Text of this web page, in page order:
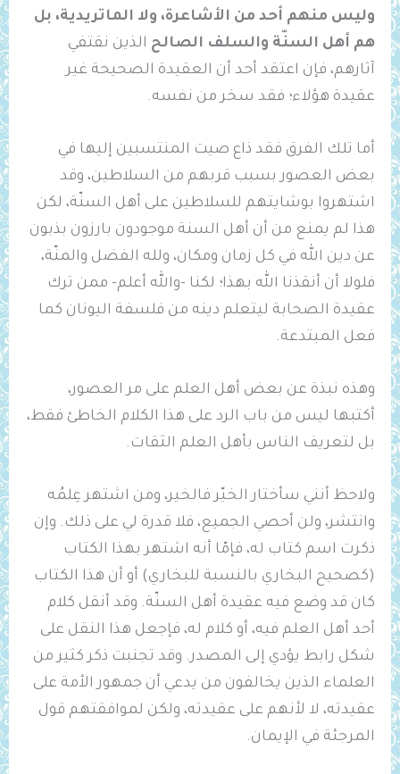
وليس منهم أحد من الأشاعرة، ولا الماتريدية، بل
هم أهل السنّة والسلف الصالح الذين نقتفي
آثارهم، فإن اعتقد أحد أن العقيدة الصحيحة غير
عقيدة هؤلاء؛ فقد سخر من نفسه.
أما تلك الفرق فقد ذاع صيت المنتسبين إليها في
بعض العصور بسبب قربهم من السلاطين، وقد
اشتهروا بوشايتهم للسلاطين على أهل السنّة، لكن
هذا لم يمنع من أن أهل السنة موجودون بارزون بذبون
عن دين الله في كل زمان ومكان، ولله الفضل والمنّة،
فلولا أن أنقذنا الله بهذا؛ لكنا -والله أعلم- ممن ترك
عقيدة الصحابة ليتعلم دينه من فلسفة اليونان كما
فعل المبتدعة.
وهذه نبذة عن بعض أهل العلم على مر العصور،
أكتبها ليس من باب الرد على هذا الكلام الخاطئ فقط،
بل لتعريف الناس بأهل العلم الثقات.
ولاحظ أنني سأختار الخيّر فالخير، ومن اشتهر عِلمُه
وانتشر، ولن أحصي الجميع، فلا قدرة لي على ذلك. وإن
ذكرت اسم كتاب له، فإمّا أنه اشتهر بهذا الكتاب
(كصحيح البخاري بالنسبة للبخاري) أو أن هذا الكتاب
كان قد وضع فيه عقيدة أهل السنّة. وقد أنقل كلام
أحد أهل العلم فيه، أو كلام له، فإجعل هذا النقل على
شكل رابط يؤدي إلى المصدر. وقد تجنبت ذكر كثير من
العلماء الذين يخالفون من يدعي أن جمهور الأمة على
عقيدته، لا لأنهم على عقيدته، ولكن لموافقتهم قول
المرجئة في الإيمان.